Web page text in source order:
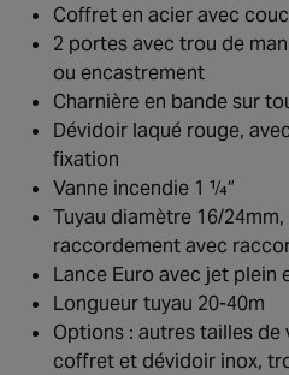
Coffret en acier avec
2 portes avec trou de
ou encastrement
Charnière en bande sur
Dévidoir laqué rouge,
fixation
Vanne incendie 1 ¼“
Tuyau diamètre 16/
raccordement avec
Lance Euro avec jet plein
Longueur tuyau 20-40m
Options : autres tailles de
coffret et dévidoir inox,